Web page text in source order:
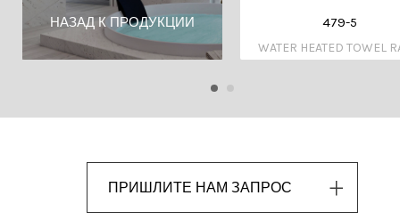
НАЗАД К ПРОДУКЦИИ 479-5
WATER HEATED TOWEL
ПРИШЛИТЕ НАМ ЗАПРОС